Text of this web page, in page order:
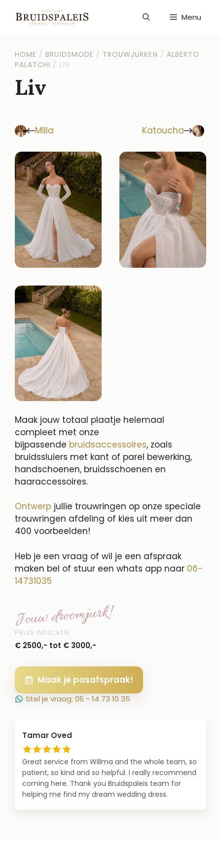
naar
Menu
HOME / BRUIDSMODE / TROUWJURKEN / ALBERTO
PALATCHI / LIV
Liv
Milla Katoucha
Maak jouw totaal plaatje helemaal
compleet met onze
bijpassende bruidsaccessoires, zoals
bruidssluiers met kant of parel bewerking,
handschoenen, bruidsschoenen en
haaraccessoires.
Ontwerp jullie trouwringen op onze speciale
trouwringen afdeling of kies uit meer dan
400 voorbeelden!
Heb je een vraag of wil je een afspraak
maken bel of stuur een whats app naar 06-
14731035
Jouw droomjurk!
PRIJS INDICATIE
€ 2500,- tot € 3000,-
Maak je pasafspraak!
Stel je vraag: 06 - 14 73 10 35
Tamar Oved
Great service from Willma and the whole team, so
patient, so kind and so helpful. I really recommend
coming here. Thank you Bruidspaleis team for
helping me find my dream wedding dress.